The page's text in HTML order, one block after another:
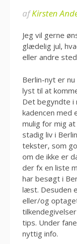
afKirsten
Jeg vil gerne
glædelig jul,
eller andre
Berlin-nyt er
lyst til at
Det begyndte i
kadencen med
mulig for mig
stadig liv i
tekster, som
om de ikke er
der fx en liste
har besøgt i
læst. Desuden
eller/og
tips. Under
nyttig info.